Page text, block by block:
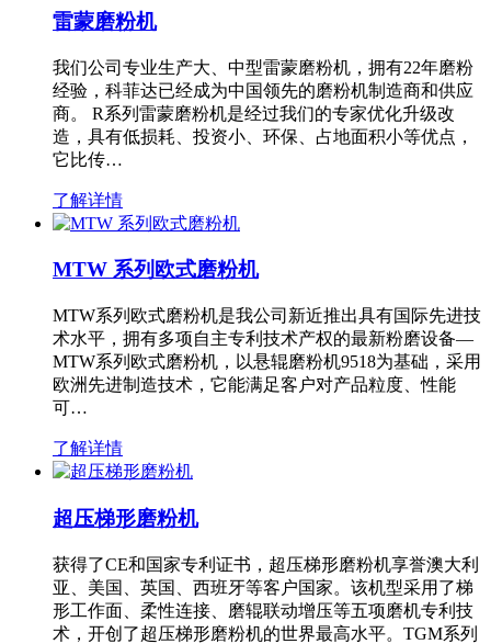
雷蒙磨粉机
我们公司专业生产大、中型雷蒙磨粉机，拥有22年磨粉
经验，科菲达已经成为中国领先的磨粉机制造商和供应
商。 R系列雷蒙磨粉机是经过我们的专家优化升级改
造，具有低损耗、投资小、环保、占地面积小等优点，
它比传…
了解详情
MTW 系列欧式磨粉机
MTW系列欧式磨粉机是我公司新近推出具有国际先进技
术水平，拥有多项自主专利技术产权的最新粉磨设备—
MTW系列欧式磨粉机，以悬辊磨粉机9518为基础，采用
欧洲先进制造技术，它能满足客户对产品粒度、性能
可…
了解详情
超压梯形磨粉机
获得了CE和国家专利证书，超压梯形磨粉机享誉澳大利
亚、美国、英国、西班牙等客户国家。该机型采用了梯
形工作面、柔性连接、磨辊联动增压等五项磨机专利技
术，开创了超压梯形磨粉机的世界最高水平。TGM系列